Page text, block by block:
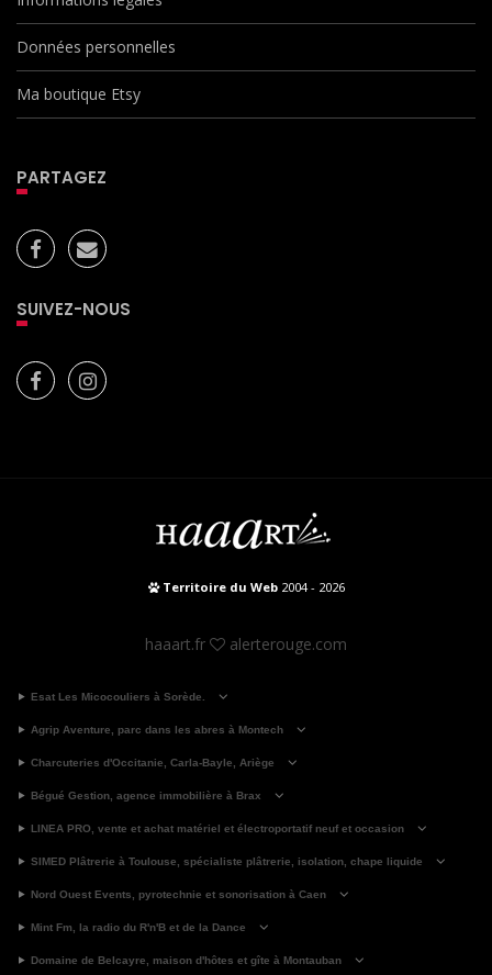
Données personnelles
Ma boutique Etsy
PARTAGEZ
SUIVEZ-NOUS
Territoire du Web2004 - 2026
haaart.fr alerterouge.com
Esat Les Micocouliers à Sorède.
Agrip Aventure, parc dans les abres à Montech
Charcuteries d'Occitanie, Carla-Bayle, Ariège
Bégué Gestion, agence immobilière à Brax
LINEA PRO, vente et achat matériel et électroportatif neuf et occasion
SIMED Plâtrerie à Toulouse, spécialiste plâtrerie, isolation, chape liquide
Nord Ouest Events, pyrotechnie et sonorisation à Caen
Mint Fm, la radio du R'n'B et de la Dance
Domaine de Belcayre, maison d'hôtes et gîte à Montauban